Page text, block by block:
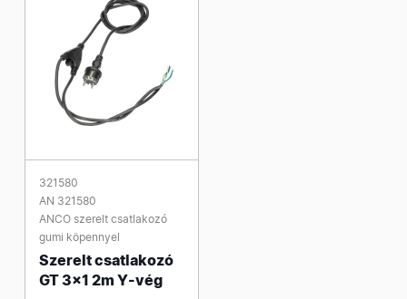
321580
AN 321580
ANCO szerelt csatlakozó
gumi köpennyel
Szerelt csatlakozó
GT 3x1 2m Y-vég